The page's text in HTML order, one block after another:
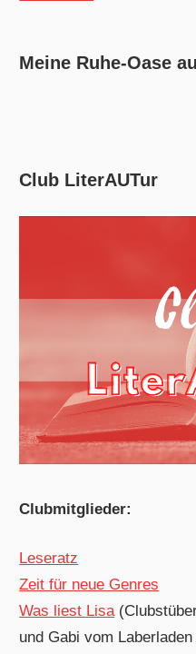
Meine Ruhe-Oase
Club LiterAUTur
Clubmitglieder:
Leseratz
Zeit für neue Genres
Was liest Lisa
und Gabi vom Laberladen